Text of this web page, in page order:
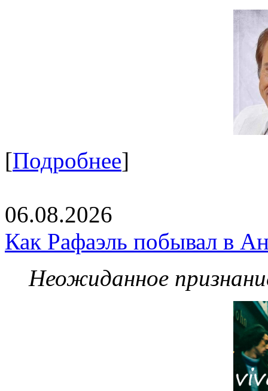
[Подробнее]
06.08.2026
Как Рафаэль побывал в
Неожиданное